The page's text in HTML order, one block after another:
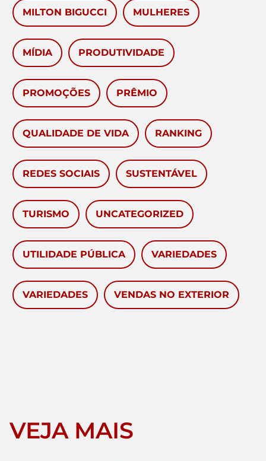
MILTON BIGUCCI MULHERES
MÍDIA PRODUTIVIDADE
PROMOÇÕES PRÊMIO
QUALIDADE DE VIDA RANKING
REDES SOCIAIS SUSTENTÁVEL
TURISMO UNCATEGORIZED
UTILIDADE PÚBLICA VARIEDADES
VARIEDADES VENDAS NO EXTERIOR
VEJA MAIS